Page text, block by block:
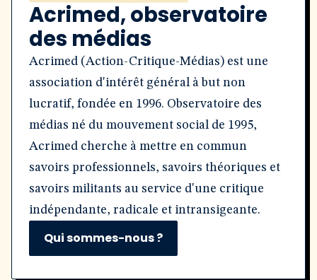
Acrimed, observatoire
des médias
Acrimed (Action-Critique-Médias) est une
association d'intérêt général à but non
lucratif, fondée en 1996. Observatoire des
médias né du mouvement social de 1995,
Acrimed cherche à mettre en commun
savoirs professionnels, savoirs théoriques et
savoirs militants au service d'une critique
indépendante, radicale et intransigeante.
Qui sommes-nous ?